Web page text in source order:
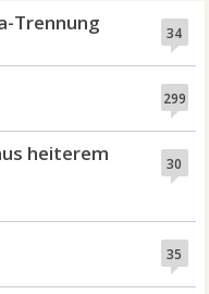
34
Trennung
299
30
heiterem
35